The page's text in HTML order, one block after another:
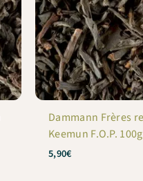
Dammann Frères
Keemun F.O.P. 100g
5,90€